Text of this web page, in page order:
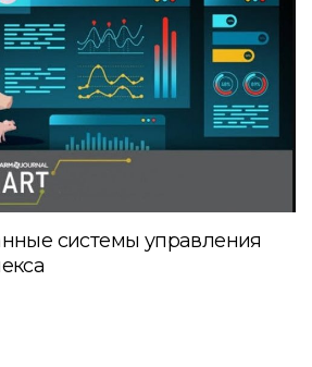
системы управления